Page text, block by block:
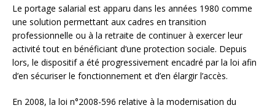
Le portage salarial est apparu dans les années 1980 comme
une solution permettant aux cadres en transition
professionnelle ou à la retraite de continuer à exercer leur
activité tout en bénéficiant d’une protection sociale. Depuis
lors, le dispositif a été progressivement encadré par la loi afin
d’en sécuriser le fonctionnement et d’en élargir l’accès.
En 2008, la loi n°2008-596 relative à la modernisation du